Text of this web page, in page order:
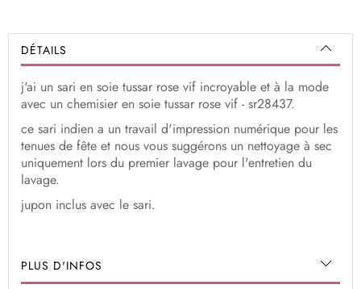
DÉTAILS
j'ai un sari en soie tussar rose vif incroyable et à la mode
avec un chemisier en soie tussar rose vif - sr28437.
ce sari indien a un travail d'impression numérique pour les
tenues de fête et nous vous suggérons un nettoyage à sec
uniquement lors du premier lavage pour l'entretien du
lavage.
jupon inclus avec le sari.
PLUS D'INFOS